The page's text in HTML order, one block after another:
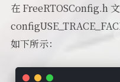
在 FreeRTOSConfig.h
如下所示：